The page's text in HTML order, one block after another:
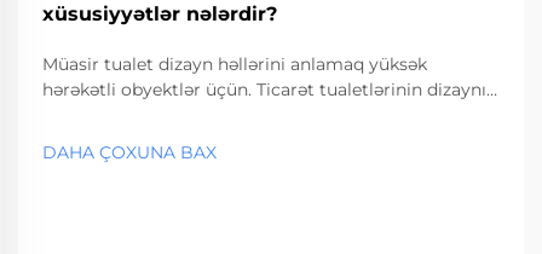
xüsusiyyətlər nələrdir?
Müasir tualet dizayn həllərini anlamaq yüksək
hərəkətli obyektlər üçün. Ticarət tualetlərinin dizaynı
bölmə sistemləri əsas komponent kimi meydana çıxır.
DAHA ÇOXUNA BAX